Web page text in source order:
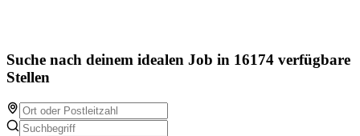
Suche nach deinem idealen Job in 16174 verfügbare
Stellen